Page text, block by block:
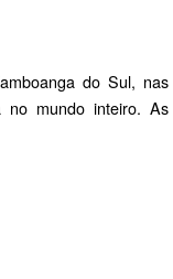
do Sul, nas
no mundo inteiro. As